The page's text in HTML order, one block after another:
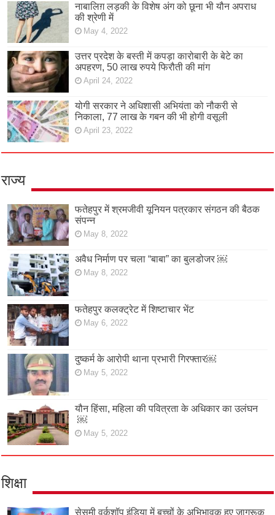
नाबालिग़ लड़की के विशेष अंग को छूना भी यौन अपराध
की श्रेणी में
May 4, 2022
उत्तर प्रदेश के बस्ती में कपड़ा कारोबारी के बेटे का
अपहरण, 50 लाख रुपये फिरौती की मांग
April 24, 2022
योगी सरकार ने अधिशासी अभियंता को नौकरी से
निकाला, 77 लाख के गबन की भी होगी वसूली
April 23, 2022
राज्य
फतेहपुर में श्रमजीवी यूनियन पत्रकार संगठन की बैठक
संपन्न
May 8, 2022
अवैध निर्माण पर चला “बाबा” का बुलडोजर ￼
May 8, 2022
फतेहपुर कलक्ट्रेट में शिष्टाचार भेंट
May 6, 2022
दुष्कर्म के आरोपी थाना प्रभारी गिरफ्तार￼
May 5, 2022
यौन हिंसा, महिला की पवित्रता के अधिकार का उलंघन
￼
May 5, 2022
शिक्षा
सेसमी वर्कशॉप इंडिया में बच्चों के अभिभावक हुए जागरूक